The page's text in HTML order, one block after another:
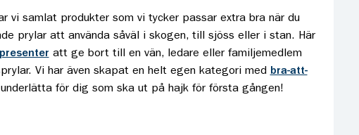
vi samlat produkter som vi tycker passar extra bra när du
prylar att använda såväl i skogen, till sjöss eller i stan. Här
presenter att ge bort till en vän, ledare eller familjemedlem
Vi har även skapat en helt egen kategori med
bra-att-
för dig som ska ut på hajk för första gången!